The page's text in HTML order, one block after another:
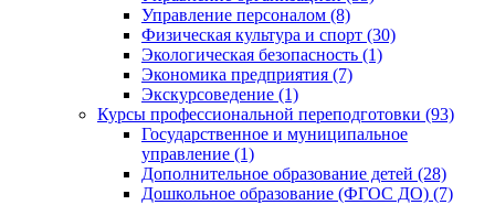
Управление персоналом (8)
Физическая культура и спорт (30)
Экологическая безопасность (1)
Экономика предприятия (7)
Экскурсоведение (1)
Курсы профессиональной переподготовки (93)
Государственное и муниципальное
управление (1)
Дополнительное образование детей (28)
Дошкольное образование (ФГОС ДО) (7)